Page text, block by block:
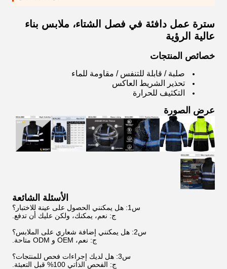
سترة عمل دافئة في فصل الشتاء، ملابس بناء
عالية الرؤية
خصائص المنتجات
صلبة / قابلة للتنفس / مقاومة للماء
تحذير الشريط العاكس
التكثيف للحرارة
عرض الصورة
الأسئلة الشائعة
س1: هل يمكنني الحصول على عينة للاختبار؟
ج: نعم، يمكنك، ولكن عليك أن تدفع.
س2: هل يمكنني إضافة شعاري على الملابس؟
ج: نعم، OEM و ODM متاحة.
س3: هل لديك إجراءات فحص للمنتجات؟
ج: الفحص الذاتي 100% قبل التعبئة.